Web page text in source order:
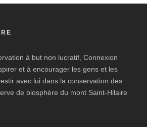
à but non lucratif, Connexion
et à encourager les gens et les
avec lui dans la conservation des
de biosphère du mont Saint-Hilaire